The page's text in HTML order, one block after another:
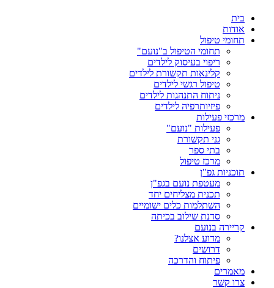
בית
אודות
תחומי טיפול
תחומי הטיפול ב"נועם"
ריפוי בעיסוק לילדים
קלינאות תקשורת לילדים
טיפול רגשי לילדים
ניתוח התנהגות לילדים
פיזיותרפיה לילדים
מרכזי פעילות
פעילות "נועם"
גני תקשורת
בתי ספר
מרכז טיפול
תוכניות גפ"ן
מעטפת נועם בגפ"ן
תכנית מצליחים יחד
השתלמות כלים ישומיים
סדנת שילוב בכיתה
קריירה בנועם
מדוע אצלנו?
דרושים
פיתוח והדרכה
מאמרים
צרו קשר